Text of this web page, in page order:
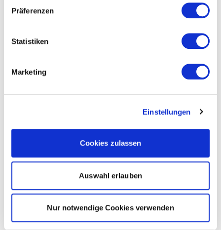
Präferenzen
Statistiken
Marketing
Einstellungen
Cookies zulassen
Auswahl erlauben
Nur notwendige Cookies verwenden